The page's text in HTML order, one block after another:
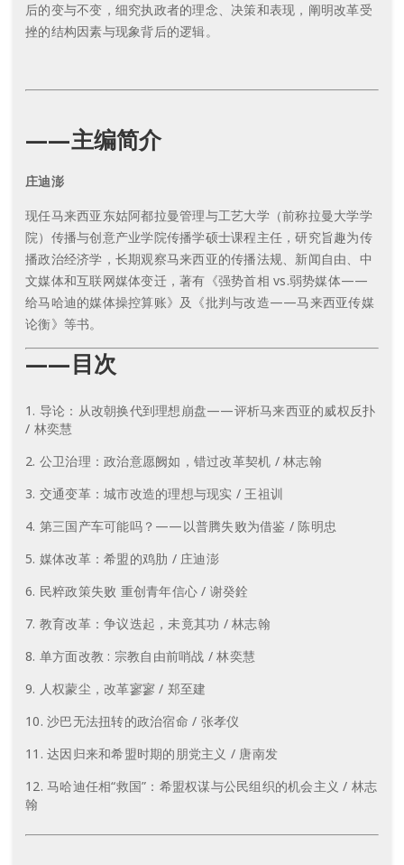
后的变与不变，细究执政者的理念、决策和表现，阐明改革受
挫的结构因素与现象背后的逻辑。
——主编简介
庄迪澎
现任马来西亚东姑阿都拉曼管理与工艺大学（前称拉曼大学学
院）传播与创意产业学院传播学硕士课程主任，研究旨趣为传
播政治经济学，长期观察马来西亚的传播法规、新闻自由、中
文媒体和互联网媒体变迁，著有《强势首相 vs.弱势媒体——
给马哈迪的媒体操控算账》及《批判与改造——马来西亚传媒
论衡》等书。
——目次
导论：从改朝换代到理想崩盘——评析马来西亚的威权反扑
/ 林奕慧
公卫治理：政治意愿阙如，错过改革契机 / 林志翰
交通变革：城市改造的理想与现实 / 王祖训
第三国产车可能吗？——以普腾失败为借鉴 / 陈明忠
媒体改革：希盟的鸡肋 / 庄迪澎
民粹政策失败 重创青年信心 / 谢癸銓
教育改革：争议迭起，未竟其功 / 林志翰
单方面改教 : 宗教自由前哨战 / 林奕慧
人权蒙尘，改革寥寥 / 郑至建
沙巴无法扭转的政治宿命 / 张孝仪
达因归来和希盟时期的朋党主义 / 唐南发
马哈迪任相“救国”：希盟权谋与公民组织的机会主义 / 林志
翰